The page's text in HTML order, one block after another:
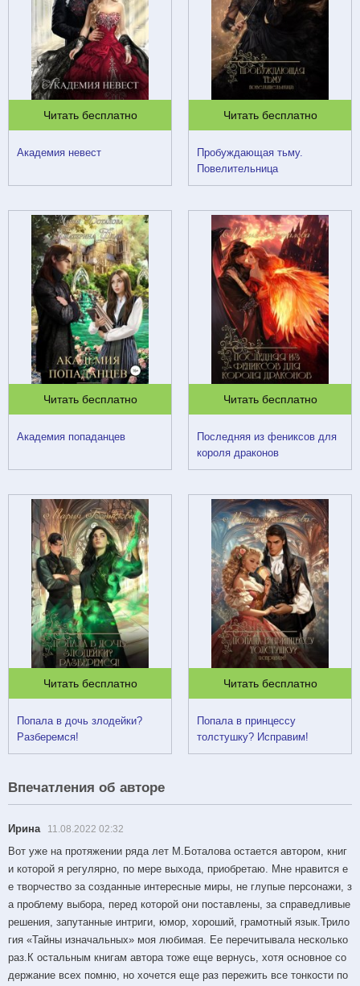
Читать бесплатно
Академия невест
Читать бесплатно
Пробуждающая тьму.
Повелительница
Читать бесплатно
Академия попаданцев
Читать бесплатно
Последняя из фениксов для
короля драконов
Читать бесплатно
Попала в дочь злодейки?
Разберемся!
Читать бесплатно
Попала в принцессу
толстушку? Исправим!
Впечатления об авторе
Ирина 11.08.2022 02:32
Вот уже на протяжении ряда лет М.Боталова остается автором, книг
и которой я регулярно, по мере выхода, приобретаю. Мне нравится е
е творчество за созданные интересные миры, не глупые персонажи, з
а проблему выбора, перед которой они поставлены, за справедливые
решения, запутанные интриги, юмор, хороший, грамотный язык.Трило
гия «Тайны изначальных» моя любимая. Ее перечитывала несколько
раз.К остальным книгам автора тоже еще вернусь, хотя основное со
держание всех помню, но хочется еще раз пережить все тонкости по